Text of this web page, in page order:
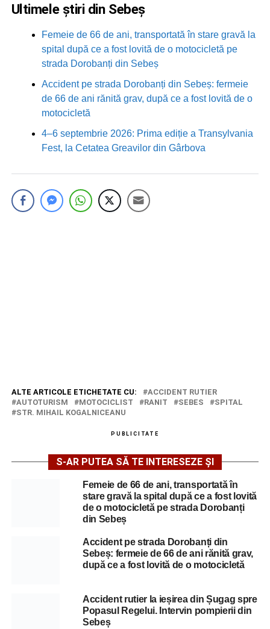
Ultimele știri din Sebeș
Femeie de 66 de ani, transportată în stare gravă la
spital după ce a fost lovită de o motocicletă pe
strada Dorobanți din Sebeș
Accident pe strada Dorobanți din Sebeș: fermeie
de 66 de ani rănită grav, după ce a fost lovită de o
motocicletă
4–6 septembrie 2026: Prima ediție a Transylvania
Fest, la Cetatea Greavilor din Gârbova
ALTE ARTICOLE ETICHETATE CU:
ACCIDENT RUTIER
AUTOTURISM
MOTOCICLIST RANIT SEBES
SPITAL
STR. MIHAIL KOGALNICEANU
PUBLICITATE
S-AR PUTEA SĂ TE INTERESEZE ȘI
Femeie de 66 de ani, transportată în
stare gravă la spital după ce a fost lovită
de o motocicletă pe strada Dorobanți
din Sebeș
Accident pe strada Dorobanți din
Sebeș: fermeie de 66 de ani rănită grav,
după ce a fost lovită de o motocicletă
Accident rutier la ieșirea din Șugag spre
Popasul Regelui. Intervin pompierii din
Sebeș